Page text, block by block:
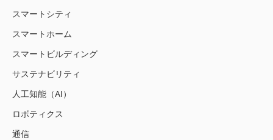
スマートシティ
スマートホーム
スマートビルディング
サステナビリティ
人工知能（AI）
ロボティクス
通信